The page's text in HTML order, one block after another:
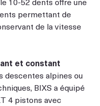
permettant de
de la vitesse
et constant
descentes alpines ou
BIXS a équipé
4 pistons avec